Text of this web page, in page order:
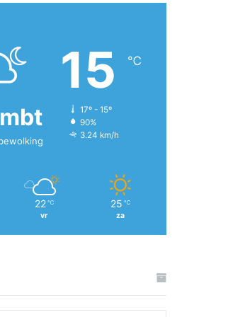
15 ℃
17º - 15º
90%
3.24 km/h
22 ℃
vr
25 ℃
za